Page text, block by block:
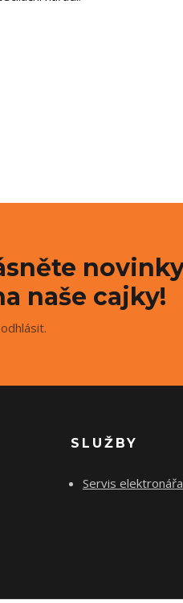
naše cajky!
SLUŽBY
Servis